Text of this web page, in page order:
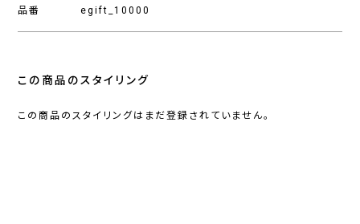
品番 egift_10000
この商品のスタイリング
この商品のスタイリングはまだ登録されていません。